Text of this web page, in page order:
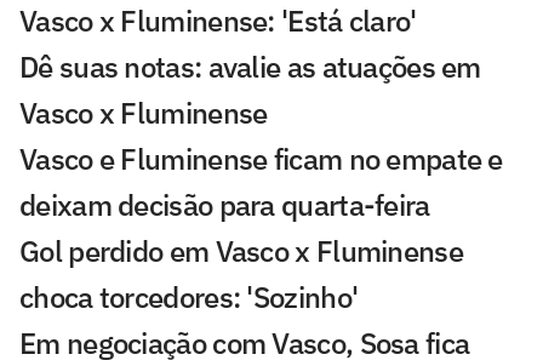
Vasco x Fluminense: 'Está claro'
Dê suas notas: avalie as atuações em
Vasco x Fluminense
Vasco e Fluminense ficam no empate e
deixam decisão para quarta-feira
Gol perdido em Vasco x Fluminense
choca torcedores: 'Sozinho'
Em negociação com Vasco, Sosa fica